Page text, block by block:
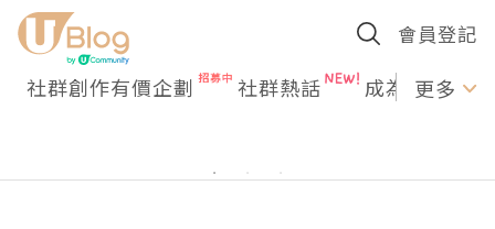
會員登記
社群創作有價企劃 社群熱話 成為U更多